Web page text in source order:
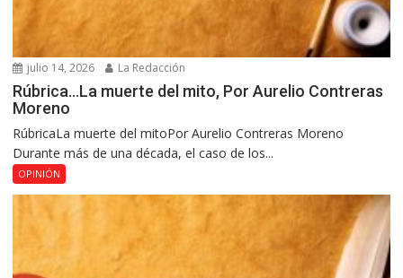
julio 14, 2026 La Redacción
Rúbrica…La muerte del mito, Por Aurelio Contreras
Moreno
RúbricaLa muerte del mitoPor Aurelio Contreras Moreno
Durante más de una década, el caso de los...
OPINIÓN